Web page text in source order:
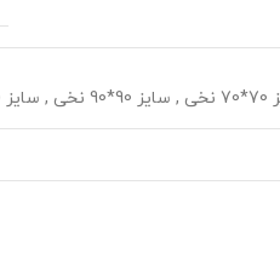
, سایز 90*90 نخی , سایز 70*70 ابریشم